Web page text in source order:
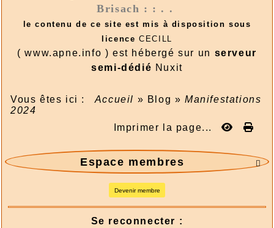
Brisach : : . .
le contenu de ce site est mis à disposition sous
licence CECILL
( www.apne.info ) est hébergé sur un serveur
semi-dédié Nuxit
Vous êtes ici : Accueil » Blog »Manifestations
2024
Imprimer la page...

Espace membres
Devenir membre
Se reconnecter :